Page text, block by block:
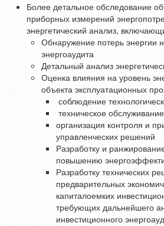
Более детальное обследование
приборных измерений
энергетический анализ,
Обнаружение потерь энергии
энергоаудита
Детальный анализ
Оценка влияния на уровень
объекта эксплуатационных
соблюдение
техническое
организация контроля и
управленческих решений
Разработку и
повышению
Разработку технических
предварительных
капиталоемких
требующих дальнейшего
инвестиционного